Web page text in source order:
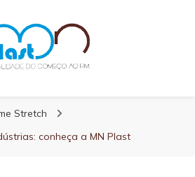
Stretch
conheça a MN Plast